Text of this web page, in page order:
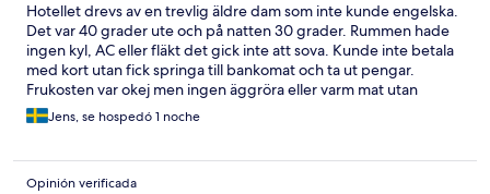
purely to flag them up to prospective guests. I realise they
might not be important to others.
Hotellet drevs av en trevlig äldre dam som inte kunde engelska.
Det var 40 grader ute och på natten 30 grader. Rummen hade
ingen kyl, AC eller fläkt det gick inte att sova. Kunde inte betala
med kort utan fick springa till bankomat och ta ut pengar.
Frukosten var okej men ingen äggröra eller varm mat utan
smörgås och pålägg.
Jens, se hospedó 1 noche
Opinión verificada